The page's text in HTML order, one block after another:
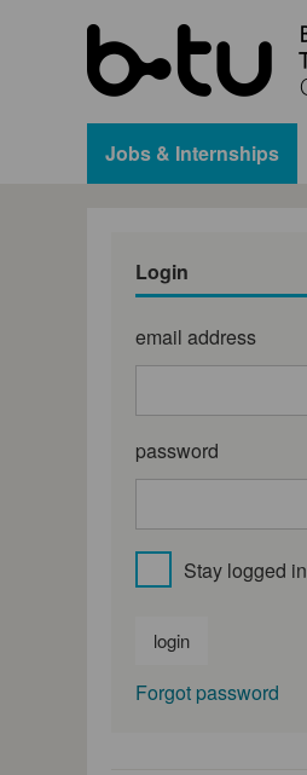
Jobs & Internships
Login
email address
password
Stay logged in
login
Forgot password